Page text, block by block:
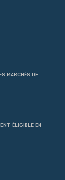
marchés de
éligible en